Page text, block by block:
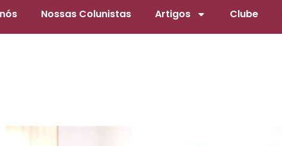
Nossas Colunistas Artigos Clube